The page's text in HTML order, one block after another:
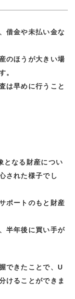
借金や未払い金な
のほうが大きい場
。
は早めに行うこと
となる財産につい
された様子でし
ポートのもと財産
半年後に買い手が
できたことで、U
けることができま